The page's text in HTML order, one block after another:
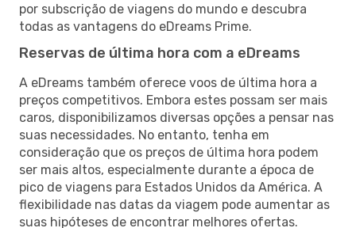
por subscrição de viagens do mundo e descubra
todas as vantagens do eDreams Prime.
Reservas de última hora com a eDreams
A eDreams também oferece voos de última hora a
preços competitivos. Embora estes possam ser mais
caros, disponibilizamos diversas opções a pensar nas
suas necessidades. No entanto, tenha em
consideração que os preços de última hora podem
ser mais altos, especialmente durante a época de
pico de viagens para Estados Unidos da América. A
flexibilidade nas datas da viagem pode aumentar as
suas hipóteses de encontrar melhores ofertas.